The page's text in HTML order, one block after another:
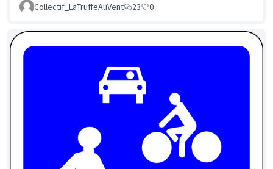
Collectif_LaTruffeAuVent
23 0